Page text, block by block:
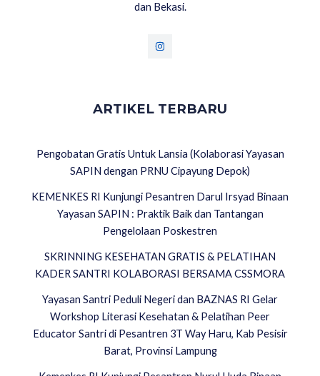
dan Bekasi.
ARTIKEL TERBARU
Pengobatan Gratis Untuk Lansia (Kolaborasi Yayasan
SAPIN dengan PRNU Cipayung Depok)
KEMENKES RI Kunjungi Pesantren Darul Irsyad Binaan
Yayasan SAPIN : Praktik Baik dan Tantangan
Pengelolaan Poskestren
SKRINNING KESEHATAN GRATIS & PELATIHAN
KADER SANTRI KOLABORASI BERSAMA CSSMORA
Yayasan Santri Peduli Negeri dan BAZNAS RI Gelar
Workshop Literasi Kesehatan & Pelatihan Peer
Educator Santri di Pesantren 3T Way Haru, Kab Pesisir
Barat, Provinsi Lampung